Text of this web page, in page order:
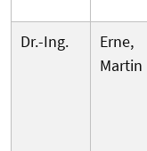
Dr.-Ing.
Erne,
Martin